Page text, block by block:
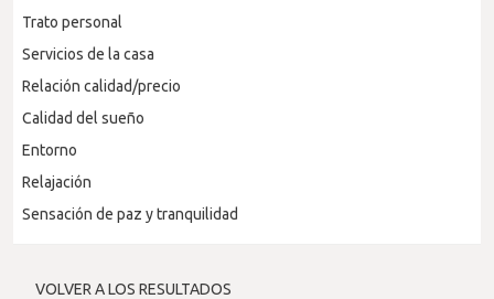
Trato personal
Servicios de la casa
Relación calidad/precio
Calidad del sueño
Entorno
Relajación
Sensación de paz y tranquilidad
VOLVER A LOS RESULTADOS